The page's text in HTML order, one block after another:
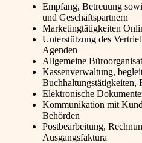
Empfang, Betreuung
und Geschäftspartnern
Marketingtätigkeiten
Unterstützung des
Agenden
Allgemeine
Kassenverwaltung,
Buchhaltungstätigkeiten,
Elektronische
Kommunikation mit
Behörden
Postbearbeitung,
Ausgangsfaktura